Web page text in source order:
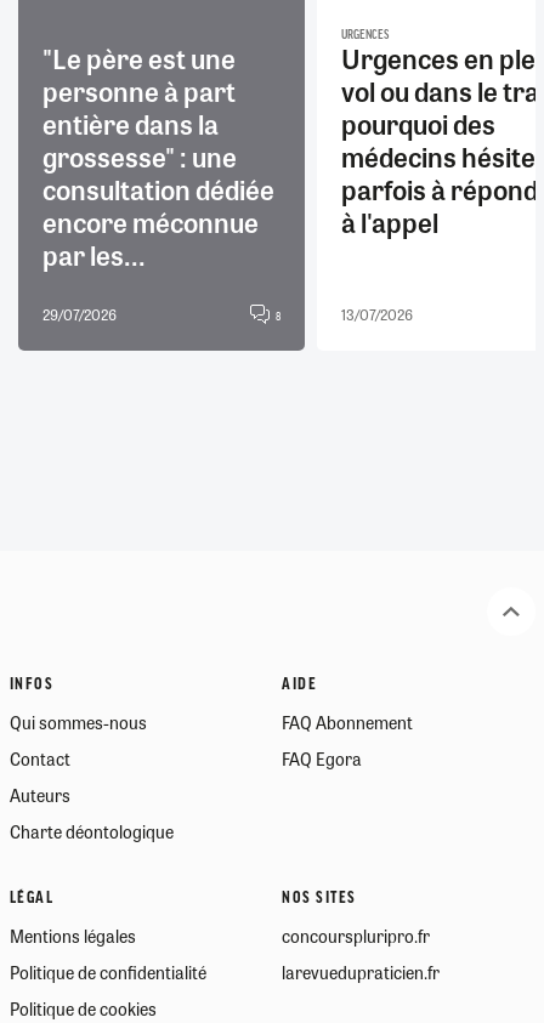
"Le père est une
personne à part
entière dans la
grossesse" : une
consultation dédiée
encore méconnue
par les...
29/07/2026 8
URGENCES
Urgences en
vol ou dans le
pourquoi des
médecins
parfois à
à l'appel
13/07/2026
INFOS
Qui sommes-nous
Contact
Auteurs
Charte déontologique
AIDE
FAQ Abonnement
FAQ Egora
LÉGAL
Mentions légales
Politique de confidentialité
Politique de cookies
NOS SITES
concourspluripro.fr
larevuedupraticien.fr